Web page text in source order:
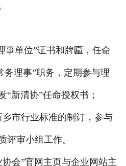
事单位”证书和牌匾，任命
务理事”职务，定期参与理
“新清协”任命授权书；
市行业标准的制订，参与
评审小组工作。
会”官网主页与企业网站主